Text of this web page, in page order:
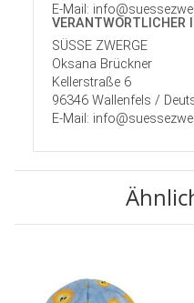
E-Mail:
VERANTWORT­LICHER
SÜSSE ZWERGE
Oksana Brückner
Kellerstraße 6
96346 Wallenfels /
E-Mail: